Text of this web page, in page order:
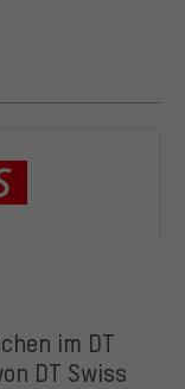
im DT
DT Swiss
DT Swiss